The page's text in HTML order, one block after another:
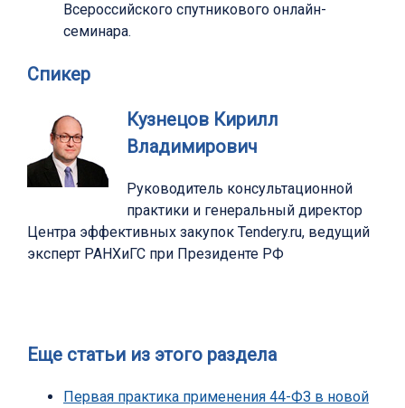
Всероссийского спутникового онлайн-
семинара.
Спикер
Кузнецов Кирилл
Владимирович
Руководитель консультационной
практики и генеральный директор
Центра эффективных закупок Tendery.ru, ведущий
эксперт РАНХиГС при Президенте РФ
Еще статьи из этого раздела
Первая практика применения 44-ФЗ в новой